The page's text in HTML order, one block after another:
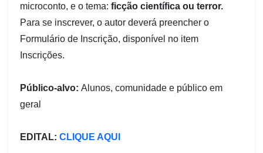
microconto, e o tema:ficção científica ou terror.
Para se inscrever, o autor deverá preencher o
Formulário de Inscrição, disponível no item
Inscrições.
Público-alvo:Alunos, comunidade e público em
geral
EDITAL:CLIQUE AQUI